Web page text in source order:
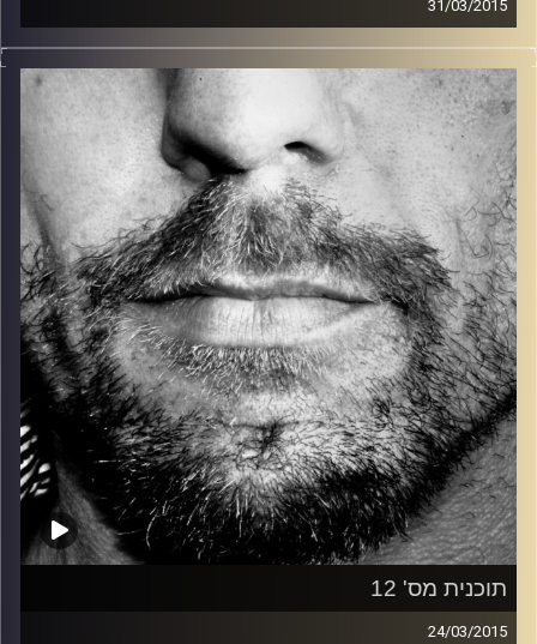
31/03/2015
זיפים, מוזיקה מחוספסת של הופעות חיות. הרבה ג'אם, רוק,
בלוז, bluegrass, ג'אז, Fאנק, פרוגרסיב ואפילו אלקטרוניקה.
כל מה שחי, אמיתי ונושם.
עם שמוליק רגב.
קרדיט תמונות: David Goehring
תוכנית מס' 12
24/03/2015